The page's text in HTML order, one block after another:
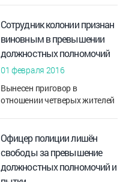
Сотрудник колонии признан
виновным в превышении
должностных полномочий
01 февраля 2016
Вынесен приговор в
отношении четверых жителей
преступления. Всё началось с
того, что один из осужденных
?К №8 отказалс...
Офицер полиции лишён
свободы за превышение
должностных полномочий и